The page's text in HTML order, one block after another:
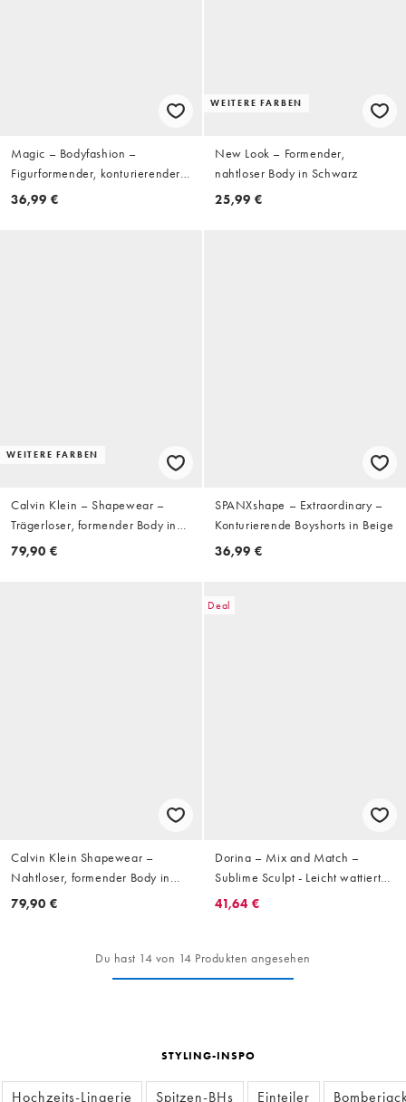
Magic – Bodyfashion –
Figurformender, konturierender
Body in Schwarz mit tiefem
36,99 €
WEITERE FARBEN
New Look – Formender,
nahtloser Body in Schwarz
25,99 €
WEITERE FARBEN
Calvin Klein – Shapewear –
Trägerloser, formender Body in
Eisblau
79,90 €
SPANXshape – Extraordinary –
Konturierende Boyshorts in Beige
36,99 €
Calvin Klein Shapewear –
Nahtloser, formender Body in
Schwarz, formende Unterwäsche
79,90 €
Deal
Dorina – Mix and Match –
Sublime Sculpt - Leicht wattierter,
leicht modellierender Tanga-
41,64 €
Du hast 14 von 14 Produkten angesehen
STYLING-INSPO
Hochzeits-Lingerie Spitzen-BHs Einteiler